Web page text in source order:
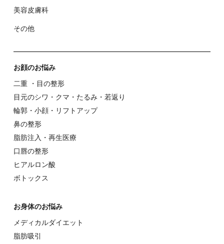
美容⽪膚科
その他
お顔のお悩み
⼆重 ・⽬の整形
⽬元のシワ・クマ・たるみ・若返り
輪郭・⼩顔・リフトアップ
⿐の整形
脂肪注入・再生医療
⼝唇の整形
ヒアルロン酸
ボトックス
お⾝体のお悩み
メディカルダイエット
脂肪吸引